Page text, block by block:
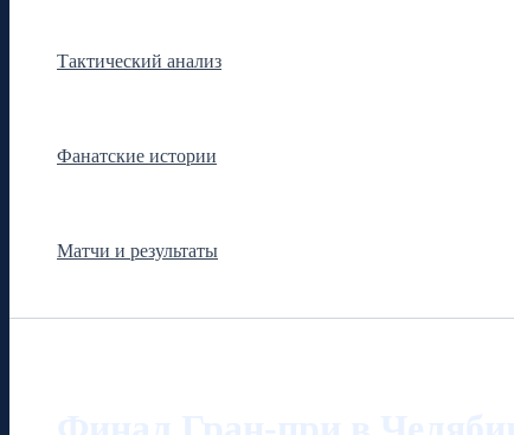
Тактический анализ
Фанатские истории
Матчи и результаты